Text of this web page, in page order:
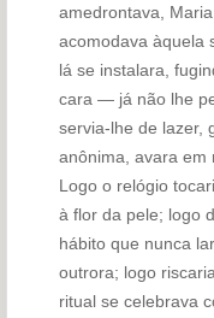
amedrontava,
acomodava àquela
lá se instalara,
cara — já não lhe
servia-lhe de lazer,
anônima, avara em
Logo o relógio
à flor da pele; logo
hábito que nunca
outrora; logo
ritual se celebrava